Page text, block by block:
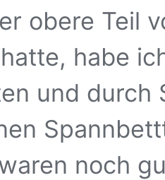
obere Teil
habe
und durch
noch